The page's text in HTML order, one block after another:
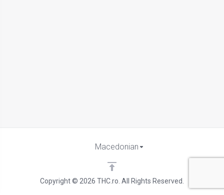
Copyright © 2026 THC.ro. All Rights Reserved.
Macedonian